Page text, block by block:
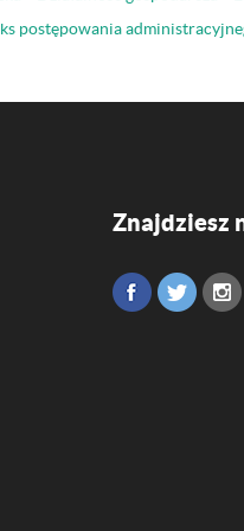
postępowania
Znajdziesz